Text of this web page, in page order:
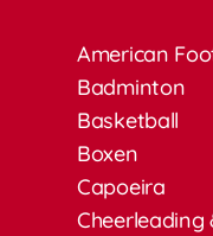
American
Badminton
Basketball
Boxen
Capoeira
Cheerleading